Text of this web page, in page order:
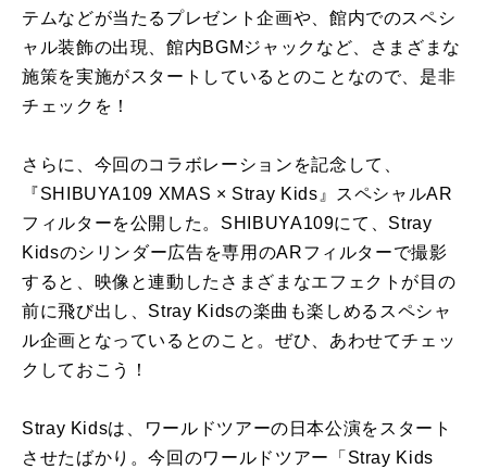
テムなどが当たるプレゼント企画や、館内でのスペシ
ャル装飾の出現、館内BGMジャックなど、さまざまな
施策を実施がスタートしているとのことなので、是非
チェックを！
さらに、今回のコラボレーションを記念して、
『SHIBUYA109 XMAS × Stray Kids』スペシャルAR
フィルターを公開した。SHIBUYA109にて、Stray
Kidsのシリンダー広告を専用のARフィルターで撮影
すると、映像と連動したさまざまなエフェクトが目の
前に飛び出し、Stray Kidsの楽曲も楽しめるスペシャ
ル企画となっているとのこと。ぜひ、あわせてチェッ
クしておこう！
Stray Kidsは、ワールドツアーの日本公演をスタート
させたばかり。今回のワールドツアー「Stray Kids